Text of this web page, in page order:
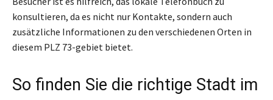
konsultieren, da es nicht nur Kontakte, sondern auch
zusätzliche Informationen zu den verschiedenen Orten in
diesem PLZ 73-gebiet bietet.
So finden Sie die richtige Stadt im